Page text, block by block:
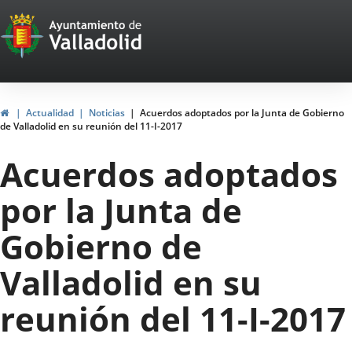
Portal
Web
del
Ayuntamiento
de
Valladolid
HomeActualidad Noticias
Acuerdos adoptados por la Junta de Gobierno
de Valladolid en su reunión del 11-I-2017
Acuerdos adoptados
por la Junta de
Gobierno de
Valladolid en su
reunión del 11-I-2017